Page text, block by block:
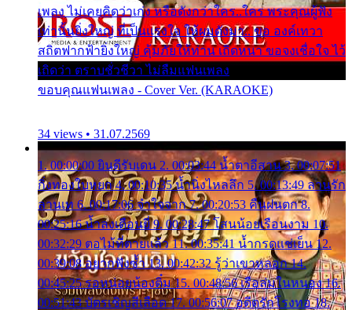
เพลง ไม่เคยคิดว่าเก่ง หรือดังกว่าใคร..ใคร พระคุณผู้ฟัง
เท่านั้นยิ่งใหญ่ ที่เป็นแรงใจ ให้ผมดังมา.. ขอ องค์เทวา
สถิตฟากฟ้ายิ่งใหญ่ คุ้มภัยให้ท่าน เถิดหนา ขอจงเชื่อใจ ไว้
เถิดว่า ตราบชั่วชีวา ไม่ลืมแฟนเพลง
ขอบคุณแฟนเพลง - Cover Ver. (KARAOKE)
34 views • 31.07.2569
1. 00:00:00 ยินดีรับเดน 2. 00:03:44 น้ำตาอีสาน 3. 00:07:51
กิ่งทองใบหยก 4. 00:10:35 น้ำนิ่งไหลลึก 5. 00:13:49 ลานรัก
ลานเท 6. 00:17:06 จำใจจาก 7. 00:20:53 คืนฝนตก 8.
00:25:16 น้ำลงเดือนยี่ 9. 00:28:47 โสนน้อยเรือนงาม 10.
00:32:29 ตอไม้ที่ตายแล้ว 11. 00:35:41 น้ำกรดแช่เย็น 12.
00:39:08 อยากฟังซ้ำ 13. 00:42:32 รู้ว่าเขาหลอก 14.
00:45:25 รอหน่อยน้องติ๋ม 15. 00:48:56 เรือล่มในหนอง 16.
00:51:43 บัตรเชิญสีเลือด 17. 00:56:07 อดีตรักโรงทอ 18.